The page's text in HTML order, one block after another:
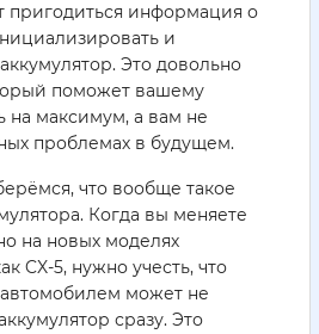
пригодиться информация о
и
Это довольно
поможет вашему
на максимум, а вам не
проблемах в будущем.
что вообще такое
Когда вы меняете
на новых моделях
CX-5, нужно учесть, что
может не
сразу. Это